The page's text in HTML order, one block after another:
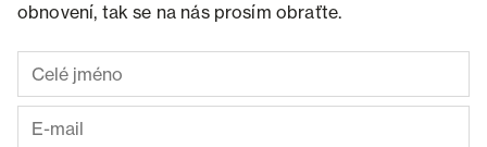
obnovení, tak se na nás prosím obraťte.